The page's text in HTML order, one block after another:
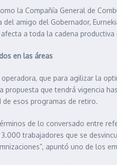
la Compañía General de
amigo del Gobernador,
a toda la cadena
en las áreas
que para agilizar la
propuesta que tendrá vigencia
esos programas de retiro.
de lo conversado entre
trabajadores que se
apuntó uno de los